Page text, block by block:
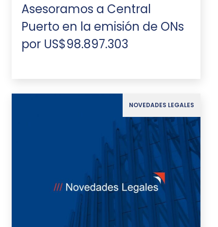
Asesoramos a Central
Puerto en la emisión de ONs
por US$98.897.303
NOVEDADES LEGALES